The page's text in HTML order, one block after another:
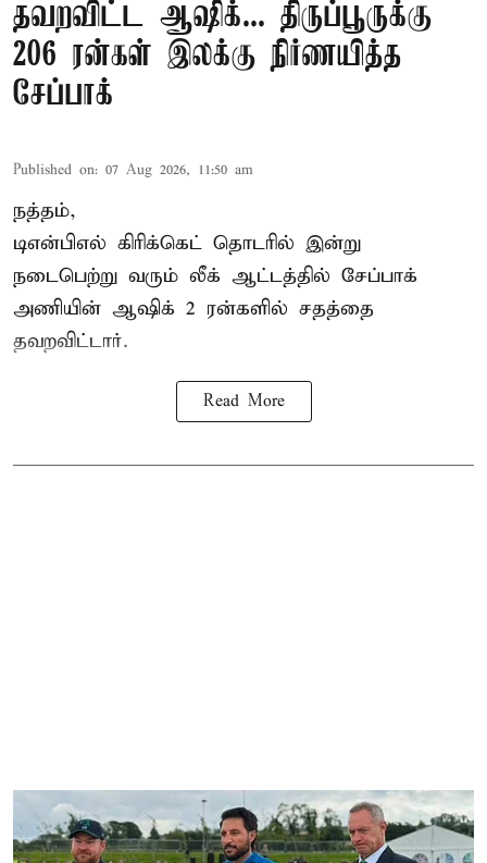
தவறவிட்ட ஆஷிக்... திருப்பூருக்கு
206 ரன்கள் இலக்கு நிர்ணயித்த
சேப்பாக்
Published on: 07 Aug 2026, 11:50 am
நத்தம்,
டிஎன்பிஎல் கிரிக்கெட் தொடரில் இன்று
நடைபெற்று வரும் லீக் ஆட்டத்தில் சேப்பாக்
அணியின் ஆஷிக் 2 ரன்களில் சதத்தை
தவறவிட்டார்.
Read More